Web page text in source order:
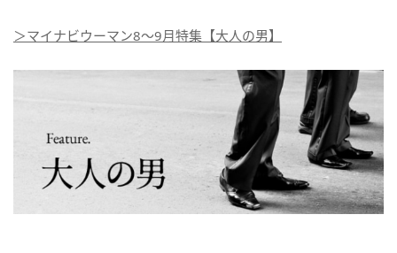
＞マイナビウーマン8～9月特集【大人の男】